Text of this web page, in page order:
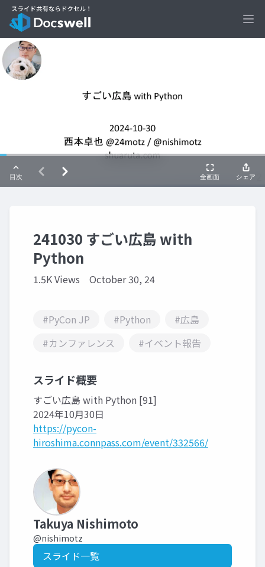
241030 すごい広島 with
Python
1.5K Views October 30, 24
#PyCon JP #Python
#広島
#カンファレンス
#イベント報告
スライド概要
すごい広島 with Python [91]
2024年10月30日
https://pycon-
hiroshima.connpass.com/event/332566/
Takuya Nishimoto
@nishimotz
スライド一覧